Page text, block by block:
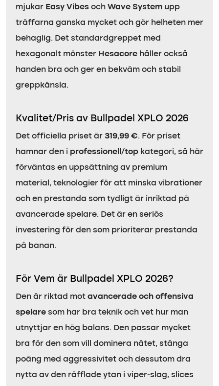
mjukar Easy Vibes och Wave System upp
träffarna ganska mycket och gör helheten mer
behaglig. Det standardgreppet med
hexagonalt mönster Hesacore håller också
handen bra och ger en bekväm och stabil
greppkänsla.
Kvalitet/Pris av Bullpadel XPLO 2026
Det officiella priset är 319,99 €. För priset
hamnar den i professionell/top kategori, så här
förväntas en uppsättning av premium
material, teknologier för att minska vibrationer
och en prestanda som tydligt är inriktad på
avancerade spelare. Det är en seriös
investering för den som prioriterar prestanda
på banan.
För Vem är Bullpadel XPLO 2026?
Den är riktad mot avancerade och offensiva
spelare som har bra teknik och vet hur man
utnyttjar en hög balans. Den passar mycket
bra för den som vill dominera nätet, stänga
poäng med aggressivitet och dessutom dra
nytta av den räfflade ytan i viper-slag, slices